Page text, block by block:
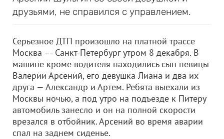
друзьями, не справился с управлением.
Серьезное ДТП произошло на платной трассе
Москва –- Санкт-Петербург утром 8 декабря. В
машине кроме водителя находились сын певицы
Валерии Арсений, его девушка Лиана и два их
друга — Александр и Артем. Ребята выехали из
Москвы ночью, а под утро на подъезде к Питеру
автомобиль занесло и он на полной скорости
врезался в отбойник. Арсений во время аварии
спал на заднем сиденье.